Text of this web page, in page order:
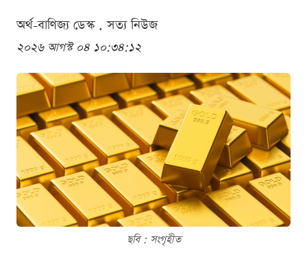
অর্থ-বাণিজ্য ডেস্ক . সত্য নিউজ
২০২৬ আগস্ট ০৪ ১০:৩৪:১২
ছবি : সংগৃহীত